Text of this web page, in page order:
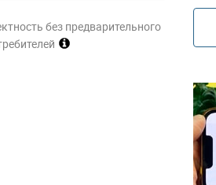
без предварительного